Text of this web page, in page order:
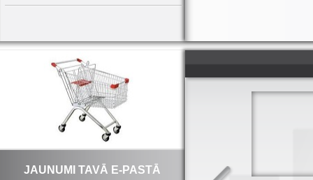
JAUNUMI TAVĀ E-PASTĀ